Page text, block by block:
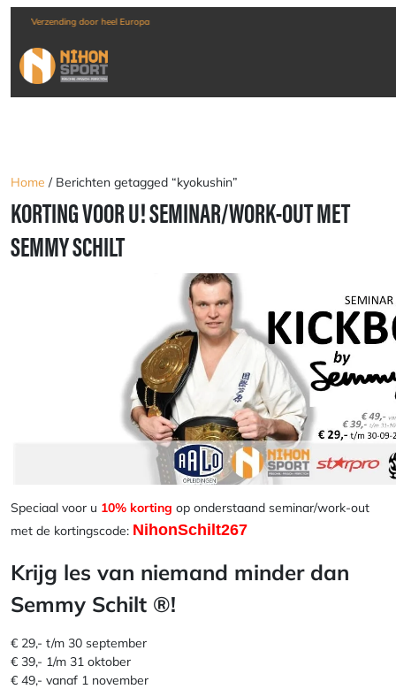
Verzending door heel Europa
Home / Berichten getagged “kyokushin”
KORTING VOOR U! SEMINAR/WORK-OUT MET
SEMMY SCHILT
Speciaal voor u 10% korting op onderstaand seminar/work-out
met de kortingscode: NihonSchilt267
Krijg les van niemand minder dan
Semmy Schilt ®!
€ 29,- t/m 30 september
€ 39,- 1/m 31 oktober
€ 49,- vanaf 1 november